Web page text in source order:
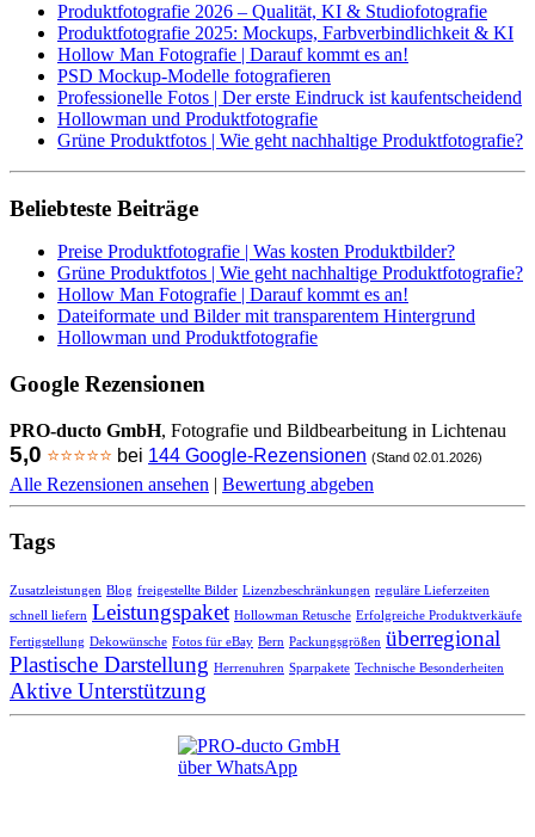
Produktfotografie 2026 – Qualität, KI & Studiofotografie
Produktfotografie 2025: Mockups, Farbverbindlichkeit & KI
Hollow Man Fotografie | Darauf kommt es an!
PSD Mockup-Modelle fotografieren
Professionelle Fotos | Der erste Eindruck ist kaufentscheidend
Hollowman und Produktfotografie
Grüne Produktfotos | Wie geht nachhaltige Produktfotografie?
Beliebteste Beiträge
Preise Produktfotografie | Was kosten Produktbilder?
Grüne Produktfotos | Wie geht nachhaltige Produktfotografie?
Hollow Man Fotografie | Darauf kommt es an!
Dateiformate und Bilder mit transparentem Hintergrund
Hollowman und Produktfotografie
Google Rezensionen
PRO-ducto GmbH, Fotografie und Bildbearbeitung in Lichtenau
5,0 ⭐⭐⭐⭐⭐ bei 144 Google-Rezensionen (Stand 02.01.2026)
Alle Rezensionen ansehen | Bewertung abgeben
Tags
Zusatzleistungen Blog freigestellte Bilder Lizenzbeschränkungen reguläre Lieferzeiten
schnell liefern Leistungspaket Hollowman Retusche Erfolgreiche Produktverkäufe
Fertigstellung Dekowünsche Fotos für eBay Bern Packungsgrößen überregional
Plastische Darstellung Herrenuhren Sparpakete Technische Besonderheiten
Aktive Unterstützung